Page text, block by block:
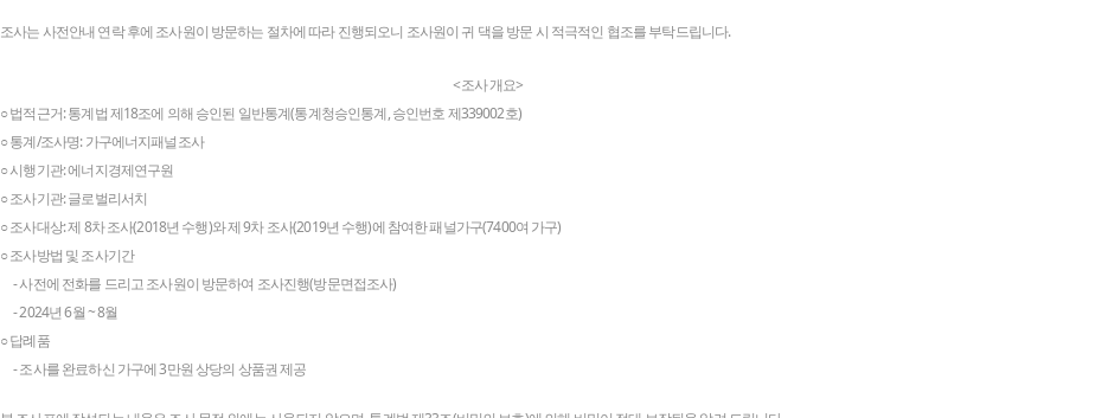
조사는 사전안내 연락 후에 조사원이 방문하는 절차에 따라 진행되오니 조사원이 귀 댁을 방문 시 적극적인 협조를 부탁드립니다.
<조사 개요>
○ 법적근거: 통계법 제18조에 의해 승인된 일반통계(통계청승인통계, 승인번호 제339002호)
○ 통계/조사명: 가구에너지패널조사
○ 시행기관: 에너지경제연구원
○ 조사기관: 글로벌리서치
○ 조사대상: 제 8차 조사(2018년 수행)와 제 9차 조사(2019년 수행)에 참여한 패널가구(7400여 가구)
○ 조사방법 및 조사기간
- 사전에 전화를 드리고 조사원이 방문하여 조사진행(방문면접조사)
- 2024년 6월 ~ 8월
○ 답례품
- 조사를 완료하신 가구에 3만원 상당의 상품권 제공